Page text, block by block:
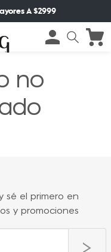
A $2999
no
sé el primero en
y promociones